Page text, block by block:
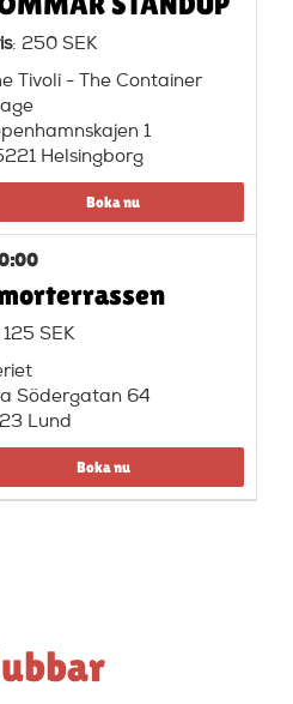
: 250 SEK
Tivoli - The Container
1
Helsingborg
Boka nu
125 SEK
Södergatan 64
Lund
Boka nu